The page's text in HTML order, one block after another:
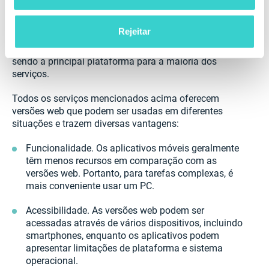
Rejeitar
algumas situações e seja muito prático acessar as
soluções pelo smartphone, a versão web continua
sendo a principal plataforma para a maioria dos
serviços.
Todos os serviços mencionados acima oferecem
versões web que podem ser usadas em diferentes
situações e trazem diversas vantagens:
Funcionalidade. Os aplicativos móveis geralmente
têm menos recursos em comparação com as
versões web. Portanto, para tarefas complexas, é
mais conveniente usar um PC.
Acessibilidade. As versões web podem ser
acessadas através de vários dispositivos, incluindo
smartphones, enquanto os aplicativos podem
apresentar limitações de plataforma e sistema
operacional.